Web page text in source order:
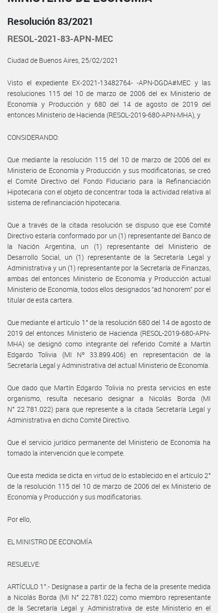
Resolución 83/2021
RESOL-2021-83-APN-MEC
Ciudad de Buenos Aires, 25/02/2021
Visto el expediente EX-2021-13482764- -APN-DGDA#MEC y las
resoluciones 115 del 10 de marzo de 2006 del ex Ministerio de
Economía y Producción y 680 del 14 de agosto de 2019 del
entonces Ministerio de Hacienda (RESOL-2019-680-APN-MHA), y
CONSIDERANDO:
Que mediante la resolución 115 del 10 de marzo de 2006 del ex
Ministerio de Economía y Producción y sus modificatorias, se creó
el Comité Directivo del Fondo Fiduciario para la Refinanciación
Hipotecaria con el objeto de concentrar toda la actividad relativa al
sistema de refinanciación hipotecaria.
Que a través de la citada resolución se dispuso que ese Comité
Directivo estaría conformado por un (1) representante del Banco de
la Nación Argentina, un (1) representante del Ministerio de
Desarrollo Social, un (1) representante de la Secretaría Legal y
Administrativa y un (1) representante por la Secretaría de Finanzas,
ambas del entonces Ministerio de Economía y Producción actual
Ministerio de Economía, todos ellos designados “ad honorem” por el
titular de esta cartera.
Que mediante el artículo 1° de la resolución 680 del 14 de agosto de
2019 del entonces Ministerio de Hacienda (RESOL-2019-680-APN-
MHA) se designó como integrante del referido Comité a Martín
Edgardo Tolivia (MI Nº 33.899.406) en representación de la
Secretaría Legal y Administrativa del actual Ministerio de Economía.
Que dado que Martín Edgardo Tolivia no presta servicios en este
organismo, resulta necesario designar a Nicolás Borda (MI
N° 22.781.022) para que represente a la citada Secretaría Legal y
Administrativa en dicho Comité Directivo.
Que el servicio jurídico permanente del Ministerio de Economía ha
tomado la intervención que le compete.
Que esta medida se dicta en virtud de lo establecido en el artículo 2°
de la resolución 115 del 10 de marzo de 2006 del ex Ministerio de
Economía y Producción y sus modificatorias.
Por ello,
EL MINISTRO DE ECONOMÍA
RESUELVE:
ARTÍCULO 1°.- Desígnase a partir de la fecha de la presente medida
a Nicolás Borda (MI N° 22.781.022) como miembro representante
de la Secretaría Legal y Administrativa de este Ministerio en el